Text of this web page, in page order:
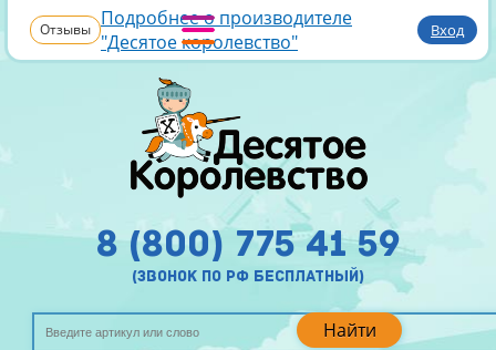
Отзывы Подробнее о производителе
"Десятое королевство"
Вход
Найти
8 (800) 775 41 59
(звонок по рф бесплатный)